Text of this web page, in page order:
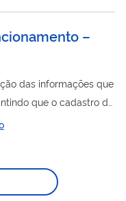
–
das informações que
que o cadastro da
e em conformidade
uma das seguintes
AFE Ampliação